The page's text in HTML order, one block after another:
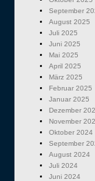
September
August 2025
Juli 2025
Juni 2025
Mai 2025
April 2025
März 2025
Februar 2025
Januar 2025
Dezember
November
Oktober 2024
September
August 2024
Juli 2024
Juni 2024